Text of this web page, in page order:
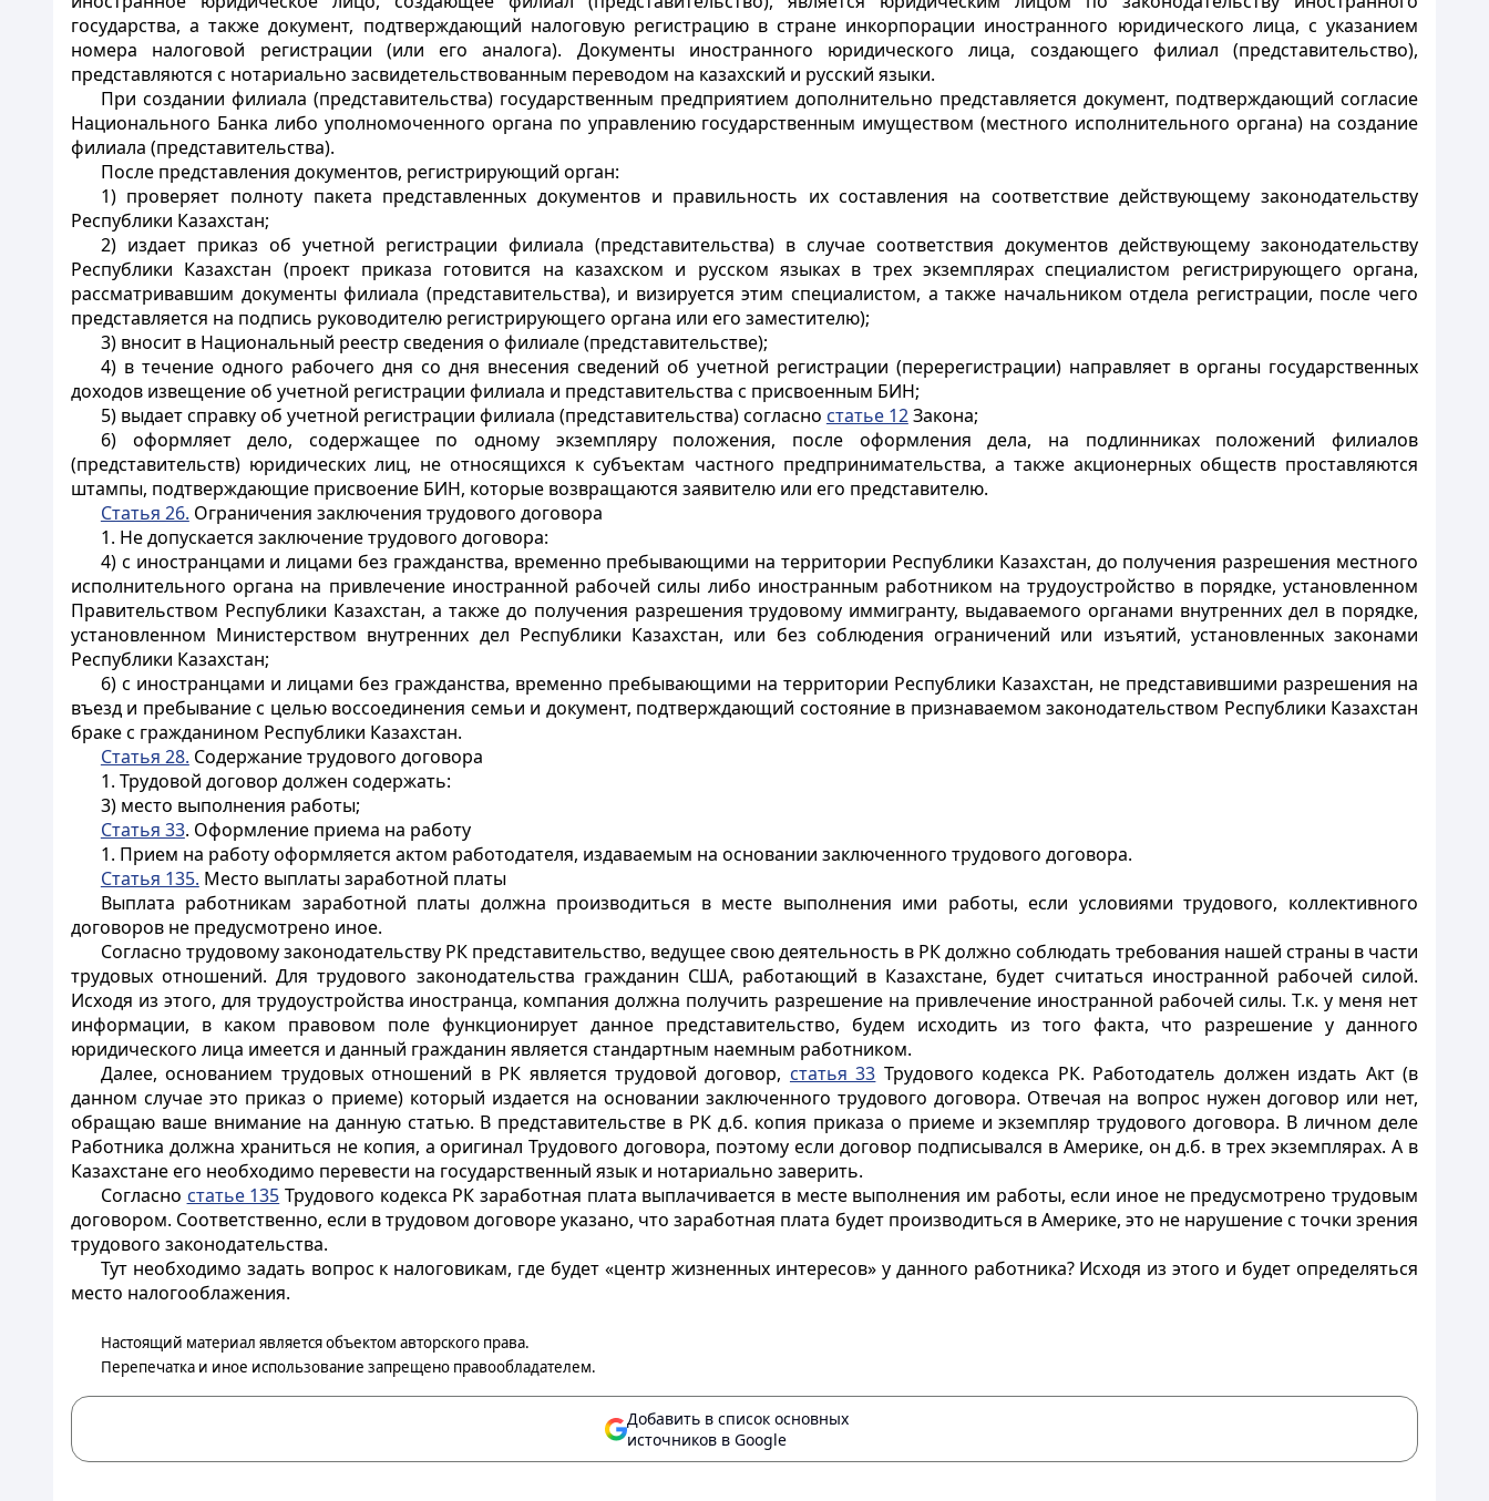
государства, а также документ, подтверждающий налоговую регистрацию в стране инкорпорации иностранного юридического лица, с указанием
номера налоговой регистрации (или его аналога). Документы иностранного юридического лица, создающего филиал (представительство),
представляются с нотариально засвидетельствованным переводом на казахский и русский языки.
При создании филиала (представительства) государственным предприятием дополнительно представляется документ, подтверждающий согласие
Национального Банка либо уполномоченного органа по управлению государственным имуществом (местного исполнительного органа) на создание
филиала (представительства).
После представления документов, регистрирующий орган:
1) проверяет полноту пакета представленных документов и правильность их составления на соответствие действующему законодательству
Республики Казахстан;
2) издает приказ об учетной регистрации филиала (представительства) в случае соответствия документов действующему законодательству
Республики Казахстан (проект приказа готовится на казахском и русском языках в трех экземплярах специалистом регистрирующего органа,
рассматривавшим документы филиала (представительства), и визируется этим специалистом, а также начальником отдела регистрации, после чего
представляется на подпись руководителю регистрирующего органа или его заместителю);
3) вносит в Национальный реестр сведения о филиале (представительстве);
4) в течение одного рабочего дня со дня внесения сведений об учетной регистрации (перерегистрации) направляет в органы государственных
доходов извещение об учетной регистрации филиала и представительства с присвоенным БИН;
5) выдает справку об учетной регистрации филиала (представительства) согласно статье 12Закона;
6) оформляет дело, содержащее по одному экземпляру положения, после оформления дела, на подлинниках положений филиалов
(представительств) юридических лиц, не относящихся к субъектам частного предпринимательства, а также акционерных обществ проставляются
штампы, подтверждающие присвоение БИН, которые возвращаются заявителю или его представителю.
Статья 26. Ограничения заключения трудового договора
1. Не допускается заключение трудового договора:
4) с иностранцами и лицами без гражданства, временно пребывающими на территории Республики Казахстан, до получения разрешения местного
исполнительного органа на привлечение иностранной рабочей силы либо иностранным работником на трудоустройство в порядке, установленном
Правительством Республики Казахстан, а также до получения разрешения трудовому иммигранту, выдаваемого органами внутренних дел в порядке,
установленном Министерством внутренних дел Республики Казахстан, или без соблюдения ограничений или изъятий, установленных законами
Республики Казахстан;
6) с иностранцами и лицами без гражданства, временно пребывающими на территории Республики Казахстан, не представившими разрешения на
въезд и пребывание с целью воссоединения семьи и документ, подтверждающий состояние в признаваемом законодательством Республики Казахстан
браке с гражданином Республики Казахстан.
Статья 28. Содержание трудового договора
1. Трудовой договор должен содержать:
3) место выполнения работы;
Статья 33. Оформление приема на работу
1. Прием на работу оформляется актом работодателя, издаваемым на основании заключенного трудового договора.
Статья 135. Место выплаты заработной платы
Выплата работникам заработной платы должна производиться в месте выполнения ими работы, если условиями трудового, коллективного
договоров не предусмотрено иное.
Согласно трудовому законодательству РК представительство, ведущее свою деятельность в РК должно соблюдать требования нашей страны в части
трудовых отношений. Для трудового законодательства гражданин США, работающий в Казахстане, будет считаться иностранной рабочей силой.
Исходя из этого, для трудоустройства иностранца, компания должна получить разрешение на привлечение иностранной рабочей силы. Т.к. у меня нет
информации, в каком правовом поле функционирует данное представительство, будем исходить из того факта, что разрешение у данного
юридического лица имеется и данный гражданин является стандартным наемным работником.
Далее, основанием трудовых отношений в РК является трудовой договор, статья 33 Трудового кодекса РК. Работодатель должен издать Акт (в
данном случае это приказ о приеме) который издается на основании заключенного трудового договора. Отвечая на вопрос нужен договор или нет,
обращаю ваше внимание на данную статью. В представительстве в РК д.б. копия приказа о приеме и экземпляр трудового договора. В личном деле
Работника должна храниться не копия, а оригинал Трудового договора, поэтому если договор подписывался в Америке, он д.б. в трех экземплярах. А в
Казахстане его необходимо перевести на государственный язык и нотариально заверить.
Согласно статье 135 Трудового кодекса РК заработная плата выплачивается в месте выполнения им работы, если иное не предусмотрено трудовым
договором. Соответственно, если в трудовом договоре указано, что заработная плата будет производиться в Америке, это не нарушение с точки зрения
трудового законодательства.
Тут необходимо задать вопрос к налоговикам, где будет «центр жизненных интересов» у данного работника? Исходя из этого и будет определяться
место налогооблажения.
Настоящий материал является объектом авторского права.
Перепечатка и иное использование запрещено правообладателем.
Добавить в список основных
источников в Google